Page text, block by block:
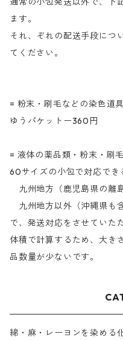
ます。
それ、ぞれの配送手段につ
てください。
= 粉末・刷毛などの染色道
ゆうパケットー360円
= 液体の薬品類・粉末・刷
60サイズの小包で対応でき
九州地方（鹿児島県の離
九州地方以外（沖縄県も
で、発送対応をさせていた
体積で計算するため、大き
品数量が少ないです。
綿・麻・レーヨンを染める